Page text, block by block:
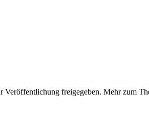
Veröffentlichung freigegeben. Mehr zum